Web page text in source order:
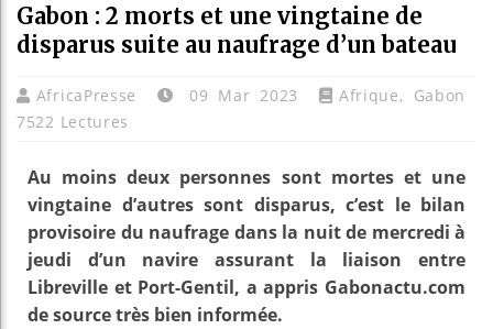
Gabon : 2 morts et une vingtaine de
disparus suite au naufrage d’un bateau
AfricaPresse 09 Mar 2023 Afrique, Gabon
7522 Lectures
Au moins deux personnes sont mortes et une
vingtaine d’autres sont disparus, c’est le bilan
provisoire du naufrage dans la nuit de mercredi à
jeudi d’un navire assurant la liaison entre
Libreville et Port-Gentil, a appris Gabonactu.com
de source très bien informée.